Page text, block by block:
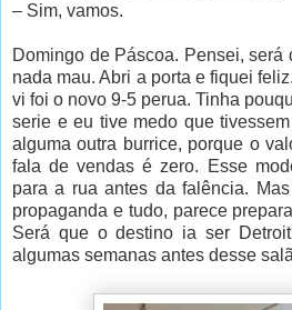
– Sim, vamos.
Domingo de Páscoa. Pensei, será
nada mau. Abri a porta e fiquei
vi foi o novo 9-5 perua. Tinha
serie e eu tive medo que
alguma outra burrice, porque o
fala de vendas é zero. Esse
para a rua antes da falência.
propaganda e tudo, parece
Será que o destino ia ser
algumas semanas antes desse